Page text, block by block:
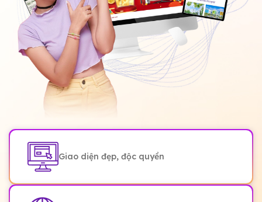
Giao diện đẹp, độc quyền